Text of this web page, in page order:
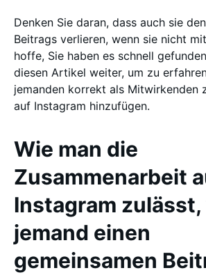
Denken Sie daran, dass auch sie
Beitrags verlieren, wenn sie nicht
hoffe, Sie haben es schnell
diesen Artikel weiter, um zu
jemanden korrekt als Mitwirkenden
auf Instagram hinzufügen.
Wie man die
Zusammenarbeit
Instagram
jemand einen
gemeinsamen